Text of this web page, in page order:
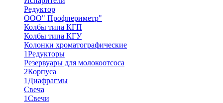
Редуктор
ООО" Профпериметр"
Колбы типа КГП
Колбы типа КГУ
Колонки хроматографические
1Редукторы
Резервуары для молокоотсоса
2Корпуса
1 Диафрагмы
Свеча
1Свечи